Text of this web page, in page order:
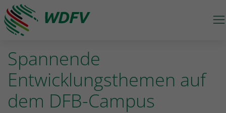
Logo: wdfv führt zur Starseite
Spannende
Entwicklungsthemen auf
dem DFB-Campus